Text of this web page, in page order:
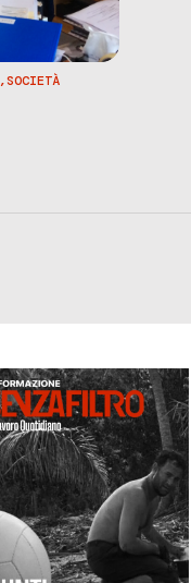
,SOCIETÀ